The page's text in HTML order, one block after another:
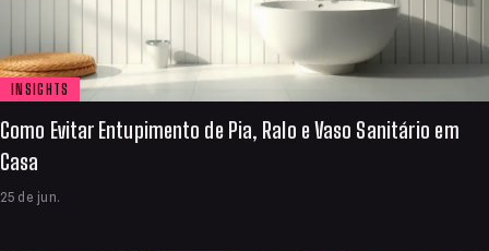
INSIGHTS
Como Evitar Entupimento de Pia, Ralo e Vaso Sanitário em
Casa
25 de jun.